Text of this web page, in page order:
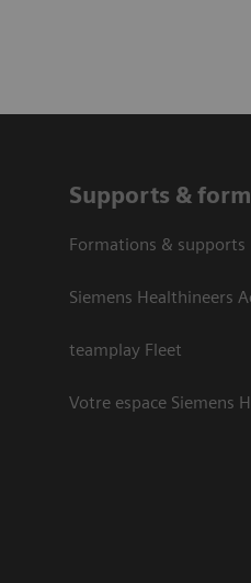
Supports &
Formations & supports
Siemens Healthineers
teamplay Fleet
Votre espace Siemens